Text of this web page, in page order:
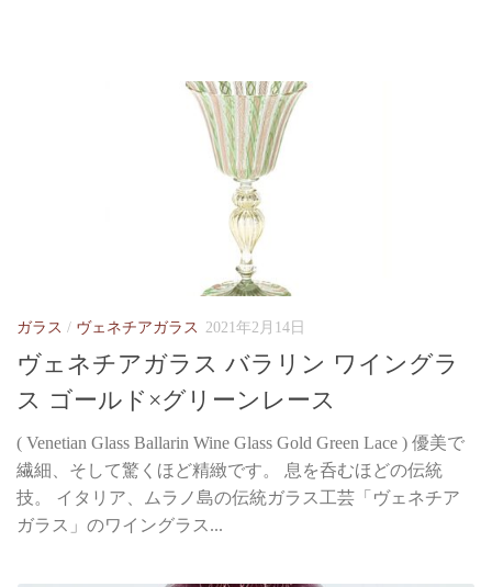
ガラス / ヴェネチアガラス 2021年2月14日
ヴェネチアガラス バラリン ワイングラ
ス ゴールド×グリーンレース
( Venetian Glass Ballarin Wine Glass Gold Green Lace ) 優美で
繊細、そして驚くほど精緻です。 息を呑むほどの伝統
技。 イタリア、ムラノ島の伝統ガラス工芸「ヴェネチア
ガラス」のワイングラス...